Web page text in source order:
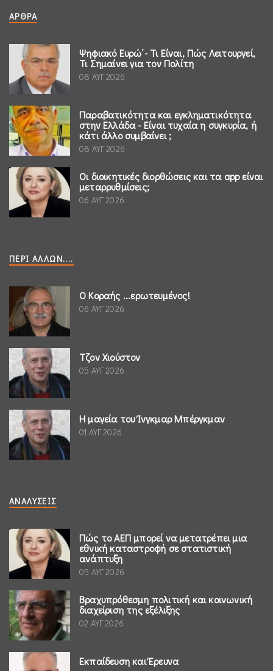
ΆΡΘΡΑ
Ψηφιακό Ευρώ΄- Τι Είναι, Πώς Λειτουργεί,
Τι Σημαίνει για τον Πολίτη
08 ΑΥΓ 2026
Παραβατικότητα και εγκληματικότητα
στην Ελλάδα - Είναι τυχαία η συγκυρία, ή
κάτι άλλο συμβαίνει ;
08 ΑΥΓ 2026
Οι διοικητικές διορθώσεις και τα app είναι
μεταρρυθμίσεις;
06 ΑΥΓ 2026
ΠΕΡΊ ΆΛΛΩΝ....
Ο Κοραής ...ερωτευμένος!
06 ΑΥΓ 2026
Τζον Χιούστον
05 ΑΥΓ 2026
Η μαγεία του Ίνγκμαρ Μπέργκμαν
01 ΑΥΓ 2026
ΑΝΑΛΎΣΕΙΣ
Πώς το ΑΕΠ μπορεί να μετατρέπει μια
εθνική καταστροφή σε στατιστική
ανάπτυξη
05 ΑΥΓ 2026
Βραχυπρόθεσμη πολιτική και κοινωνική
διαχείριση της εξέλιξης
02 ΑΥΓ 2026
Εκπαίδευση και Έρευνα